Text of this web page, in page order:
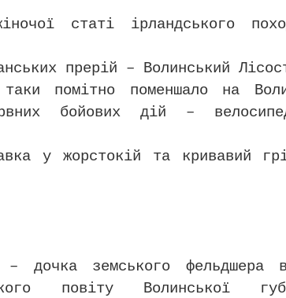
статі ірландського
прерій – Волинський
помітно поменшало на
бойових дій –
у жорстокій та кривавий
– дочка земського фельдшера
повіту Волинської